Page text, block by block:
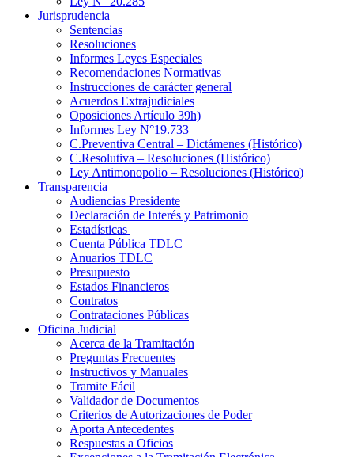
Jurisprudencia
Sentencias
Resoluciones
Informes Leyes Especiales
Recomendaciones Normativas
Instrucciones de carácter general
Acuerdos Extrajudiciales
Oposiciones Artículo 39h)
Informes Ley N°19.733
C.Preventiva Central – Dictámenes (Histórico)
C.Resolutiva – Resoluciones (Histórico)
Ley Antimonopolio – Resoluciones (Histórico)
Transparencia
Audiencias Presidente
Declaración de Interés y Patrimonio
Estadísticas
Cuenta Pública TDLC
Anuarios TDLC
Presupuesto
Estados Financieros
Contratos
Contrataciones Públicas
Oficina Judicial
Acerca de la Tramitación
Preguntas Frecuentes
Instructivos y Manuales
Tramite Fácil
Validador de Documentos
Criterios de Autorizaciones de Poder
Aporta Antecedentes
Respuestas a Oficios